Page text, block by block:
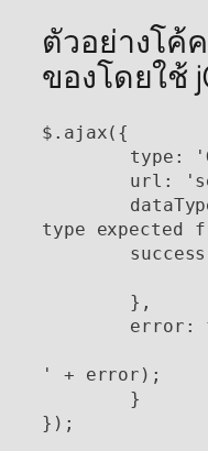
ตัวอย่างโค้
ของโดยใช้
$.ajax({
type expected
' + error);